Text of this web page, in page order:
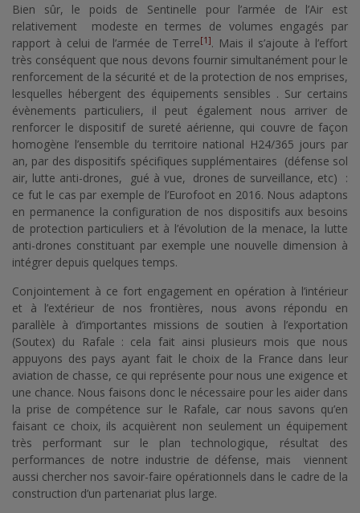
Bien sûr, le poids de Sentinelle pour l’armée de l’Air est
relativement modeste en termes de volumes engagés par
rapport à celui de l’armée de Terre[1]. Mais il s’ajoute à l’effort
très conséquent que nous devons fournir simultanément pour le
renforcement de la sécurité et de la protection de nos emprises,
lesquelles hébergent des équipements sensibles . Sur certains
évènements particuliers, il peut également nous arriver de
renforcer le dispositif de sureté aérienne, qui couvre de façon
homogène l’ensemble du territoire national H24/365 jours par
an, par des dispositifs spécifiques supplémentaires (défense sol
air, lutte anti-drones, gué à vue, drones de surveillance, etc) :
ce fut le cas par exemple de l’Eurofoot en 2016. Nous adaptons
en permanence la configuration de nos dispositifs aux besoins
de protection particuliers et à l’évolution de la menace, la lutte
anti-drones constituant par exemple une nouvelle dimension à
intégrer depuis quelques temps.
Conjointement à ce fort engagement en opération à l’intérieur
et à l’extérieur de nos frontières, nous avons répondu en
parallèle à d’importantes missions de soutien à l’exportation
(Soutex) du Rafale : cela fait ainsi plusieurs mois que nous
appuyons des pays ayant fait le choix de la France dans leur
aviation de chasse, ce qui représente pour nous une exigence et
une chance. Nous faisons donc le nécessaire pour les aider dans
la prise de compétence sur le Rafale, car nous savons qu’en
faisant ce choix, ils acquièrent non seulement un équipement
très performant sur le plan technologique, résultat des
performances de notre industrie de défense, mais viennent
aussi chercher nos savoir-faire opérationnels dans le cadre de la
construction d’un partenariat plus large.